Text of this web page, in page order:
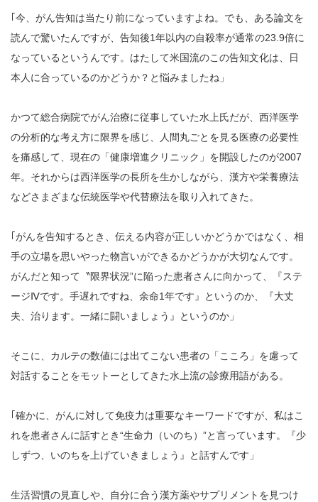
｢今、がん告知は当たり前になっていますよね。でも、ある論文を
読んで驚いたんですが、告知後1年以内の自殺率が通常の23.9倍に
なっているというんです。はたして米国流のこの告知文化は、日
本人に合っているのかどうか？と悩みましたね」
かつて総合病院でがん治療に従事していた水上氏だが、西洋医学
の分析的な考え方に限界を感じ、人間丸ごとを見る医療の必要性
を痛感して、現在の「健康増進クリニック」を開設したのが2007
年。それからは西洋医学の長所を生かしながら、漢方や栄養療法
などさまざまな伝統医学や代替療法を取り入れてきた。
｢がんを告知するとき、伝える内容が正しいかどうかではなく、相
手の立場を思いやった物言いができるかどうかが大切なんです。
がんだと知って〝限界状況”に陥った患者さんに向かって、『ステ
ージⅣです。手遅れですね、余命1年です』というのか、『大丈
夫、治ります。一緒に闘いましょう』というのか」
そこに、カルテの数値には出てこない患者の「こころ」を慮って
対話することをモットーとしてきた水上流の診療用語がある。
｢確かに、がんに対して免疫力は重要なキーワードですが、私はこ
れを患者さんに話すとき“生命力（いのち）”と言っています。『少
しずつ、いのちを上げていきましょう』と話すんです」
生活習慣の見直しや、自分に合う漢方薬やサプリメントを見つけ